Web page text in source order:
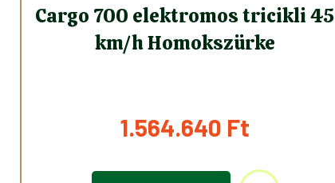
Cargo 700 elektromos tricikli 45
km/h Homokszürke
1.564.640 Ft